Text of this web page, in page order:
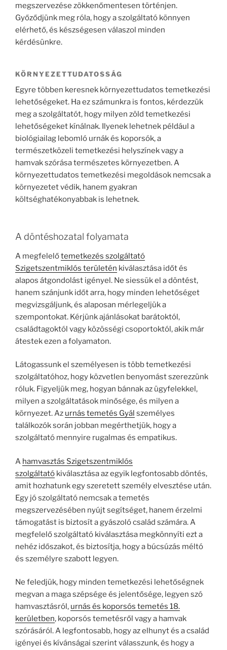
megszervezése zökkenőmentesen történjen.
Győződjünk meg róla, hogy a szolgáltató könnyen
elérhető, és készségesen válaszol minden
kérdésünkre.
KÖRNYEZETTUDATOSSÁG
Egyre többen keresnek környezettudatos temetkezési
lehetőségeket. Ha ez számunkra is fontos, kérdezzük
meg a szolgáltatót, hogy milyen zöld temetkezési
lehetőségeket kínálnak. Ilyenek lehetnek például a
biológiailag lebomló urnák és koporsók, a
természetközeli temetkezési helyszínek vagy a
hamvak szórása természetes környezetben. A
környezettudatos temetkezési megoldások nemcsak a
környezetet védik, hanem gyakran
költséghatékonyabbak is lehetnek.
A döntéshozatal folyamata
A megfelelőtemetkezés szolgáltató
Szigetszentmiklós területén kiválasztása időt és
alapos átgondolást igényel. Ne siessük el a döntést,
hanem szánjunk időt arra, hogy minden lehetőséget
megvizsgáljunk, és alaposan mérlegeljük a
szempontokat. Kérjünk ajánlásokat barátoktól,
családtagoktól vagy közösségi csoportoktól, akik már
átestek ezen a folyamaton.
Látogassunk el személyesen is több temetkezési
szolgáltatóhoz, hogy közvetlen benyomást szerezzünk
róluk. Figyeljük meg, hogyan bánnak az ügyfelekkel,
milyen a szolgáltatások minősége, és milyen a
környezet. Az urnás temetés Gyál személyes
találkozók során jobban megérthetjük, hogy a
szolgáltató mennyire rugalmas és empatikus.
A hamvasztás Szigetszentmiklós
szolgáltató kiválasztása az egyik legfontosabb döntés,
amit hozhatunk egy szeretett személy elvesztése után.
Egy jó szolgáltató nemcsak a temetés
megszervezésében nyújt segítséget, hanem érzelmi
támogatást is biztosít a gyászoló család számára. A
megfelelő szolgáltató kiválasztása megkönnyíti ezt a
nehéz időszakot, és biztosítja, hogy a búcsúzás méltó
és személyre szabott legyen.
Ne feledjük, hogy minden temetkezési lehetőségnek
megvan a maga szépsége és jelentősége, legyen szó
hamvasztásról, urnás és koporsós temetés 18.
kerületben, koporsós temetésről vagy a hamvak
szórásáról. A legfontosabb, hogy az elhunyt és a család
igényei és kívánságai szerint válasszunk, és hogy a